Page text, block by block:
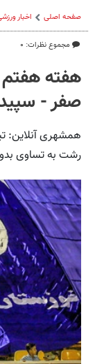
صفحه اصلی اخبار
مجموع نظرات: ۰
هفته هفتم
صفر -
همشهری آنلاین:
رشت به تساوی